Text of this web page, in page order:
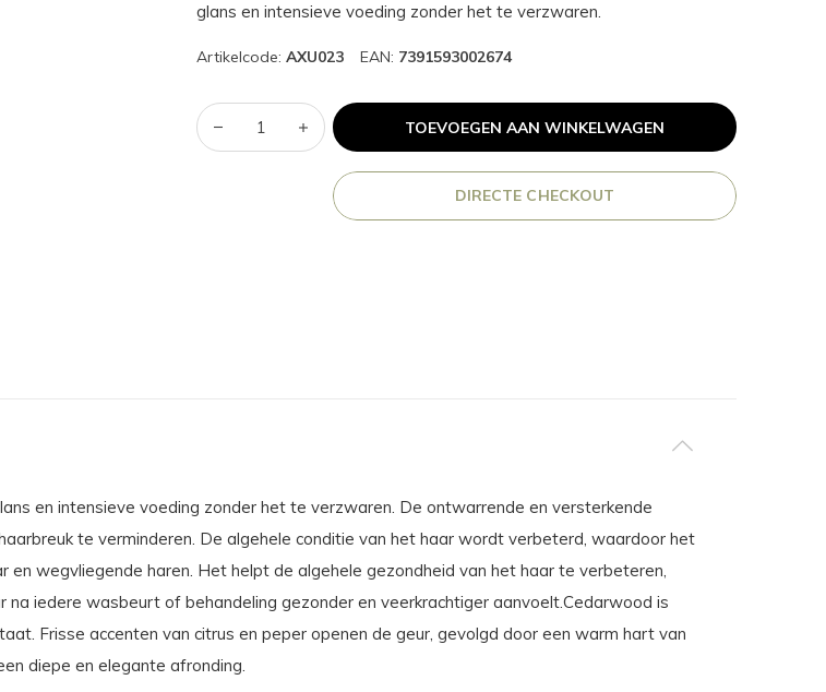
glans en intensieve voeding zonder het te verzwaren.
Artikelcode: AXU023 EAN: 7391593002674
TOEVOEGEN AAN WINKELWAGEN
DIRECTE CHECKOUT
en intensieve voeding zonder het te verzwaren. De ontwarrende en versterkende
te verminderen. De algehele conditie van het haar wordt verbeterd, waardoor het
en wegvliegende haren. Het helpt de algehele gezondheid van het haar te verbeteren,
iedere wasbeurt of behandeling gezonder en veerkrachtiger aanvoelt.Cedarwood is
Frisse accenten van citrus en peper openen de geur, gevolgd door een warm hart van
diepe en elegante afronding.